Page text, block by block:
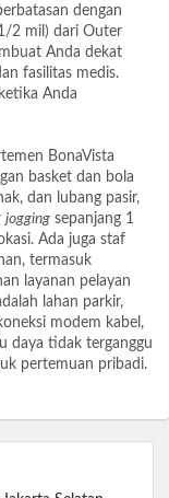
dengan
2 mil) dari Outer
Anda dekat
fasilitas medis.
Anda
BonaVista
basket dan bola
dan lubang pasir,
jogging sepanjang 1
Ada juga staf
termasuk
layanan pelayan
lahan parkir,
modem kabel,
daya tidak terganggu
pertemuan pribadi.